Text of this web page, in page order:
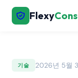
Flexy
기술 2026년 5월